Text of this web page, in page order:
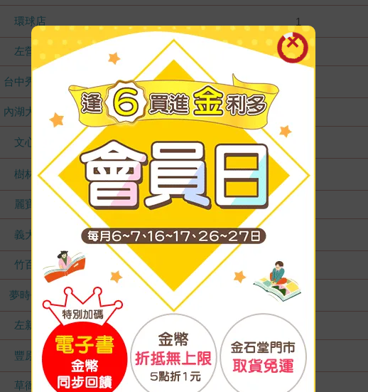
環球店 1
左營店 無庫存
台中秀泰店
內湖大潤發
文心店
樹林店 1
麗寶店 無庫存
義大店
竹百店 無庫存
夢時代店 1
左新店 無庫存
豐原店
草衙店 無庫存